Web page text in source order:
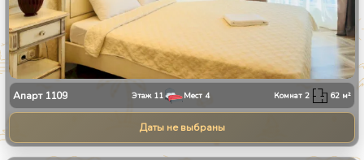
Апарт 1109 Этаж 11 Мест 4 Комнат2 62 м²
Даты не выбраны